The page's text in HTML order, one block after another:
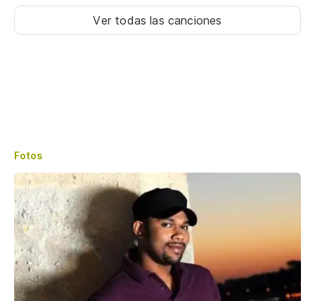
Ver todas las canciones
Fotos